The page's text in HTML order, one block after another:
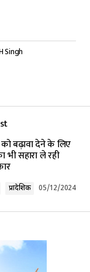
Singh
को बढ़ावा देने के लिए
भी सहारा ले रही
प्रादेशिक 05/12/2024